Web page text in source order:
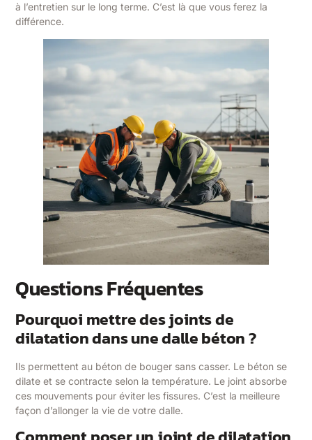
à l’entretien sur le long terme. C’est là que vous ferez la
différence.
Questions Fréquentes
Pourquoi mettre des joints de
dilatation dans une dalle béton ?
Ils permettent au béton de bouger sans casser. Le béton se
dilate et se contracte selon la température. Le joint absorbe
ces mouvements pour éviter les fissures. C’est la meilleure
façon d’allonger la vie de votre dalle.